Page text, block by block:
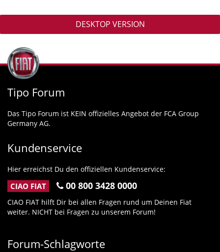
DESKTOP VERSION
Tipo Forum
Das Tipo Forum ist KEIN offizielles Angebot der FCA Group
Germany AG.
Kundenservice
Hier erreichst Du den offiziellen Kundenservice:
CIAO FIAT 00 800 3428 0000
CIAO FIAT hilft Dir bei allen Fragen rund um Deinen Fiat
weiter. NICHT bei Fragen zu unserem Forum!
Forum-Schlagworte